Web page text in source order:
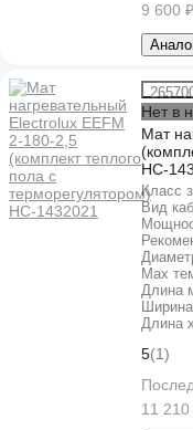
9 600 ₽
Нет в
Мат
НС-
Класс
Вид
Max
Длина
Длина
5(1)
11 210